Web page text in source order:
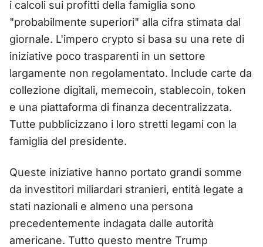
i calcoli sui profitti della famiglia sono
"probabilmente superiori" alla cifra stimata dal
giornale. L'impero crypto si basa su una rete di
iniziative poco trasparenti in un settore
largamente non regolamentato. Include carte da
collezione digitali, memecoin, stablecoin, token
e una piattaforma di finanza decentralizzata.
Tutte pubblicizzano i loro stretti legami con la
famiglia del presidente.
Queste iniziative hanno portato grandi somme
da investitori miliardari stranieri, entità legate a
stati nazionali e almeno una persona
precedentemente indagata dalle autorità
americane. Tutto questo mentre Trump